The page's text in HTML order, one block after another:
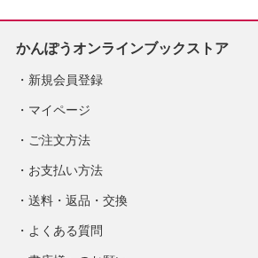
かんぽうオンラインブックストア
新規会員登録
マイページ
ご注文方法
お支払い方法
送料・返品・交換
よくある質問